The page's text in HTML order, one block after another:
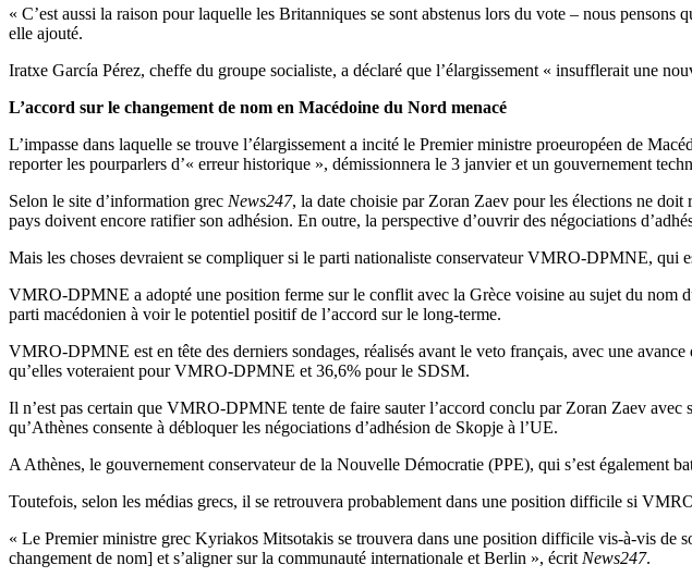
« C’est aussi la raison pour laquelle les Britanniques se sont abstenus lors du vote – nous
elle ajouté.
Iratxe García Pérez, cheffe du groupe socialiste, a déclaré que l’élargissement « insufflerait une
L’accord sur le changement de nom en Macédoine du Nord menacé
L’impasse dans laquelle se trouve l’élargissement a incité le Premier ministre proeuropéen de
reporter les pourparlers d’« erreur historique », démissionnera le 3 janvier et un gouvernement
Selon le site d’information grec News247, la date choisie par Zoran Zaev pour les élections ne
pays doivent encore ratifier son adhésion. En outre, la perspective d’ouvrir des négociations
Mais les choses devraient se compliquer si le parti nationaliste conservateur VMRO-DPMNE, qui
VMRO-DPMNE a adopté une position ferme sur le conflit avec la Grèce voisine au sujet du nom
parti macédonien à voir le potentiel positif de l’accord sur le long-terme.
VMRO-DPMNE est en tête des derniers sondages, réalisés avant le veto français, avec une
qu’elles voteraient pour VMRO-DPMNE et 36,6% pour le SDSM.
Il n’est pas certain que VMRO-DPMNE tente de faire sauter l’accord conclu par Zoran Zaev
qu’Athènes consente à débloquer les négociations d’adhésion de Skopje à l’UE.
A Athènes, le gouvernement conservateur de la Nouvelle Démocratie (PPE), qui s’est également
Toutefois, selon les médias grecs, il se retrouvera probablement dans une position difficile si
« Le Premier ministre grec Kyriakos Mitsotakis se trouvera dans une position difficile vis-à-vis de
changement de nom] et s’aligner sur la communauté internationale et Berlin », écrit News247.